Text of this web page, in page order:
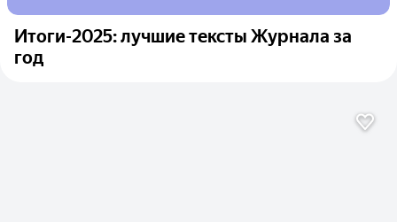
Итоги-2025: лучшие тексты Журнала за
год